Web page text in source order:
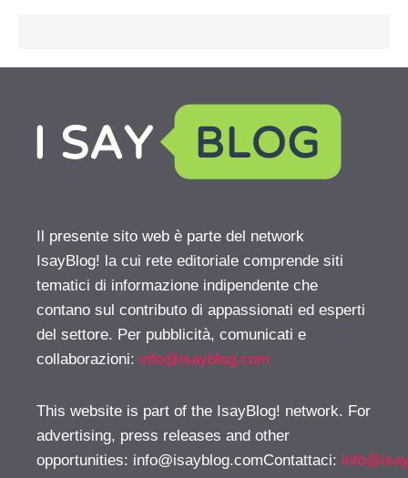
Il presente sito web è parte del network
IsayBlog! la cui rete editoriale comprende siti
tematici di informazione indipendente che
contano sul contributo di appassionati ed esperti
del settore. Per pubblicità, comunicati e
collaborazioni: info@isayblog.com
This website is part of the IsayBlog! network. For
advertising, press releases and other
opportunities: info@isayblog.comContattaci: